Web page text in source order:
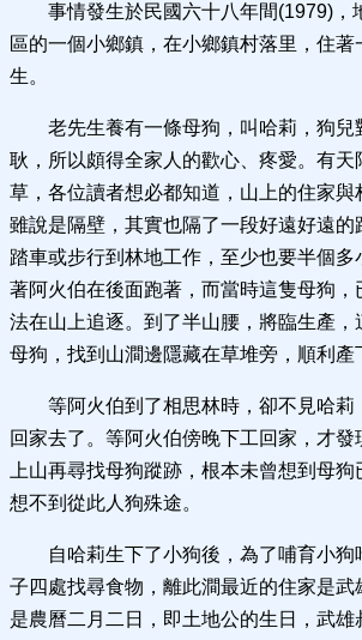
事情發生於民國六十八年間(1979)，
區的一個小鄉鎮，在小鄉鎮村落里，住
生。
老先生養有一條母狗，叫哈莉，狗兒
耿，所以頗得全家人的歡心、疼愛。有天
草，各位讀者想必都知道，山上的住家與
雖說是隔壁，其實也隔了一段好遠好遠的
踏車或步行到林地工作，至少也要半個多
著阿火伯在後面跑著，而當時這隻母狗，
法在山上追逐。到了半山腰，將臨生產，
母狗，找到山澗邊隱藏在草堆旁，順利產
等阿火伯到了相思林時，卻不見哈莉
回家去了。等阿火伯傍晚下工回家，才發
上山再尋找母狗蹤跡，根本未曾想到母
想不到從此人狗殊途。
自哈莉生下了小狗後，為了哺育小
子四處找尋食物，離此澗最近的住家是武
是農曆二月二日，即土地公的生日，武雄